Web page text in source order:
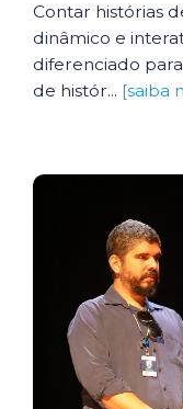
Contar histórias
dinâmico e
diferenciado
de histór... [saiba